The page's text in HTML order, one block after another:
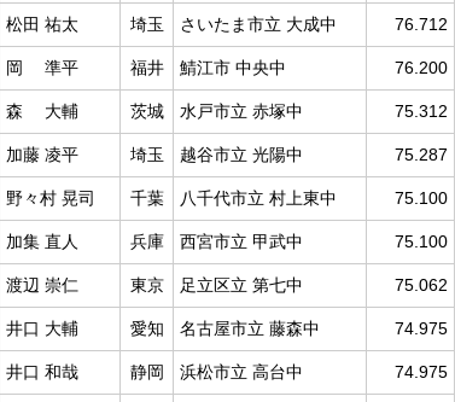
松田 祐太 埼玉 さいたま市立 大成中 76.712
岡 準平 福井 鯖江市 中央中 76.200
森 大輔 茨城 水戸市立 赤塚中 75.312
加藤 凌平 埼玉 越谷市立 光陽中 75.287
野々村 晃司 千葉 八千代市立 村上東中 75.100
加集 直人 兵庫 西宮市立 甲武中 75.100
渡辺 崇仁 東京 足立区立 第七中 75.062
井口 大輔 愛知 名古屋市立 藤森中 74.975
井口 和哉 静岡 浜松市立 高台中 74.975